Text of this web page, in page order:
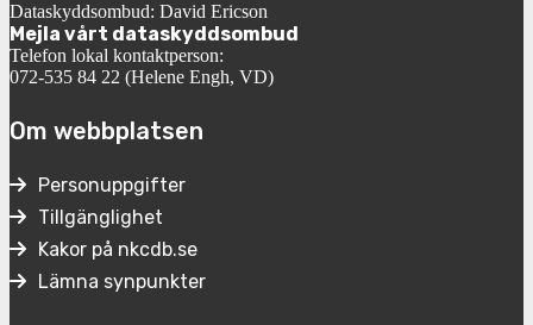
Dataskyddsombud: David Ericson
Mejla vårt dataskyddsombud
Telefon lokal kontaktperson:
072-535 84 22 (Helene Engh, VD)
Om webbplatsen
Personuppgifter
Tillgänglighet
Kakor på nkcdb.se
Lämna synpunkter